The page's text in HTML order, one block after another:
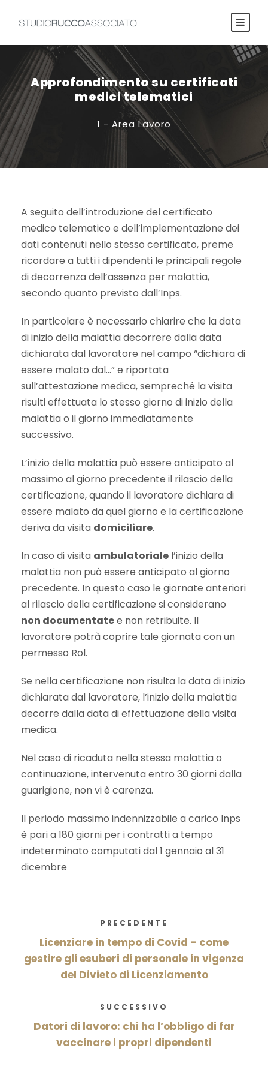
Approfondimento su certificati
medici telematici
1 - Area Lavoro
A seguito dell’introduzione del certificato
medico telematico e dell’implementazione dei
dati contenuti nello stesso certificato, preme
ricordare a tutti i dipendenti le principali regole
di decorrenza dell’assenza per malattia,
secondo quanto previsto dall’Inps.
In particolare è necessario chiarire che la data
di inizio della malattia decorrere dalla data
dichiarata dal lavoratore nel campo “dichiara di
essere malato dal…” e riportata
sull’attestazione medica, sempreché la visita
risulti effettuata lo stesso giorno di inizio della
malattia o il giorno immediatamente
successivo.
L’inizio della malattia può essere anticipato al
massimo al giorno precedente il rilascio della
certificazione, quando il lavoratore dichiara di
essere malato da quel giorno e la certificazione
deriva da visita domiciliare.
In caso di visita ambulatoriale l’inizio della
malattia non può essere anticipato al giorno
precedente. In questo caso le giornate anteriori
al rilascio della certificazione si considerano
non documentatee non retribuite. Il
lavoratore potrà coprire tale giornata con un
permesso Rol.
Se nella certificazione non risulta la data di inizio
dichiarata dal lavoratore, l’inizio della malattia
decorre dalla data di effettuazione della visita
medica.
Nel caso di ricaduta nella stessa malattia o
continuazione, intervenuta entro 30 giorni dalla
guarigione, non vi è carenza.
Il periodo massimo indennizzabile a carico Inps
è pari a 180 giorni per i contratti a tempo
indeterminato computati dal 1 gennaio al 31
dicembre
PRECEDENTE
Licenziare in tempo di Covid – come
gestire gli esuberi di personale in vigenza
del Divieto di Licenziamento
SUCCESSIVO
Datori di lavoro: chi ha l’obbligo di far
vaccinare i propri dipendenti